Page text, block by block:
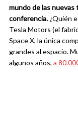
mundo de las nuevas
conferencia. ¿Quién
Tesla Motors (el
Space X, la única
grandes al espacio.
algunos años, a